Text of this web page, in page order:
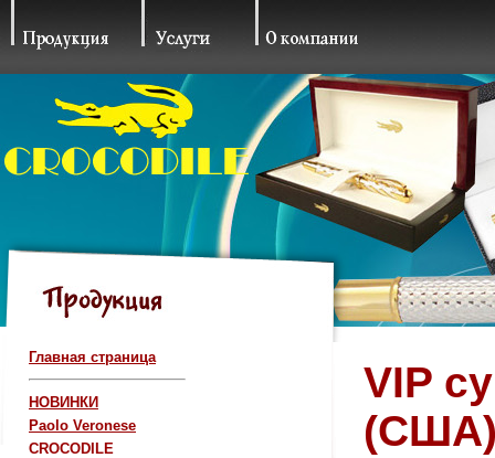
Главная страница
НОВИНКИ
Paolo Veronese
CROCODILE
VIP